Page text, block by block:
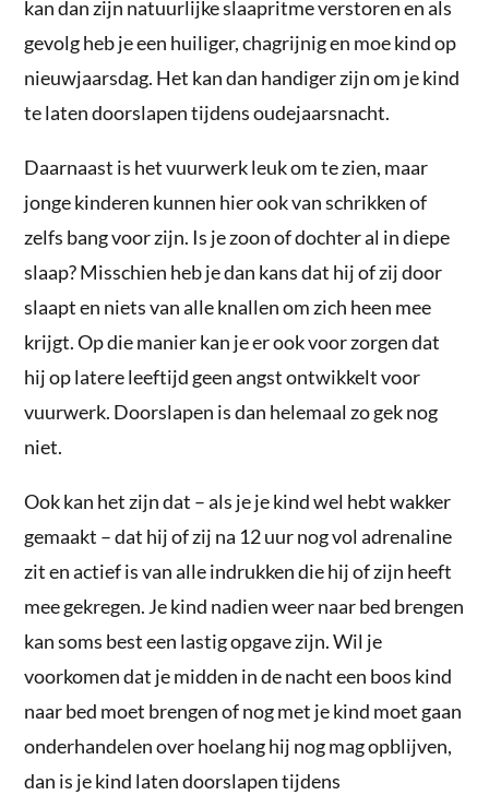
kan dan zijn natuurlijke slaapritme verstoren en als
gevolg heb je een huiliger, chagrijnig en moe kind op
nieuwjaarsdag. Het kan dan handiger zijn om je kind
te laten doorslapen tijdens oudejaarsnacht.
Daarnaast is het vuurwerk leuk om te zien, maar
jonge kinderen kunnen hier ook van schrikken of
zelfs bang voor zijn. Is je zoon of dochter al in diepe
slaap? Misschien heb je dan kans dat hij of zij door
slaapt en niets van alle knallen om zich heen mee
krijgt. Op die manier kan je er ook voor zorgen dat
hij op latere leeftijd geen angst ontwikkelt voor
vuurwerk. Doorslapen is dan helemaal zo gek nog
niet.
Ook kan het zijn dat – als je je kind wel hebt wakker
gemaakt – dat hij of zij na 12 uur nog vol adrenaline
zit en actief is van alle indrukken die hij of zijn heeft
mee gekregen. Je kind nadien weer naar bed brengen
kan soms best een lastig opgave zijn. Wil je
voorkomen dat je midden in de nacht een boos kind
naar bed moet brengen of nog met je kind moet gaan
onderhandelen over hoelang hij nog mag opblijven,
dan is je kind laten doorslapen tijdens